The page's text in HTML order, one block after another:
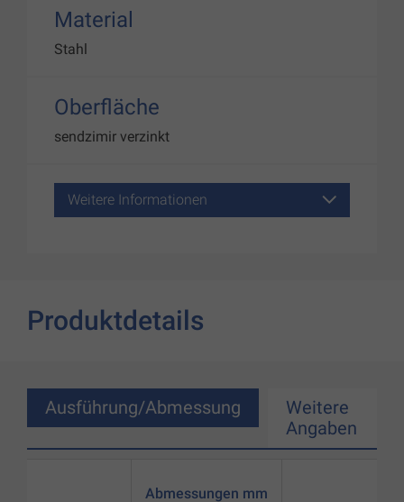
Material
Stahl
Oberfläche
sendzimir verzinkt
Weitere Informationen
Produktdetails
Ausführung/Abmessung
Weitere
Angaben
Abmessungen mm